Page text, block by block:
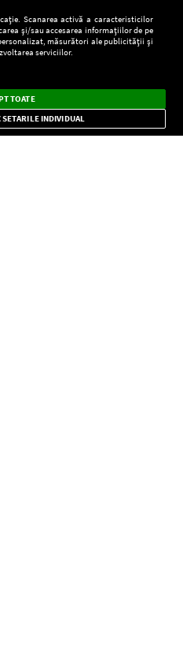
CONFIDENŢIALITATE
alerte
×
Scanarea activă a caracteristicilor
și/sau accesarea informațiilor de pe
măsurători ale publicității și
serviciilor.
TOATE
SETARILE INDIVIDUAL